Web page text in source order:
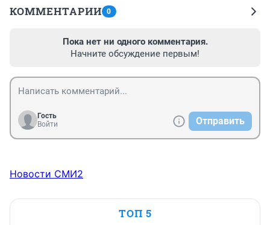
КОММЕНТАРИИ 0
Пока нет ни одного комментария.
Начните обсуждение первым!
Гость
Войти
Отправить
Новости СМИ2
ТОП 5